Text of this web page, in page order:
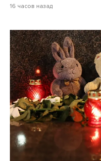
16 часов назад